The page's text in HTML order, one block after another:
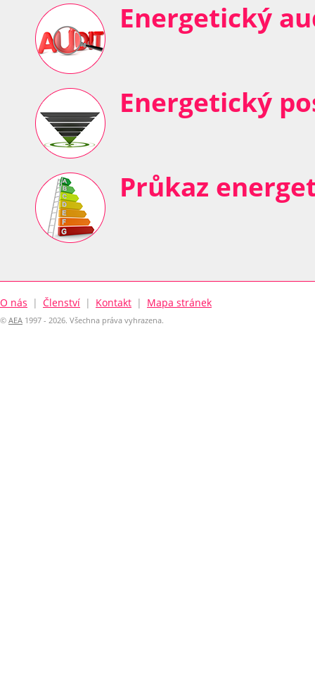
Energetický
Energetický
Průkaz
O nás | Členství | Kontakt | Mapa stránek
© AEA 1997 - 2026. Všechna práva vyhrazena.